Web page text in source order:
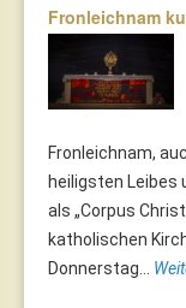
Fronleichnam
Fronleichnam,
heiligsten Leibes
als „Corpus
katholischen
Donnerstag...